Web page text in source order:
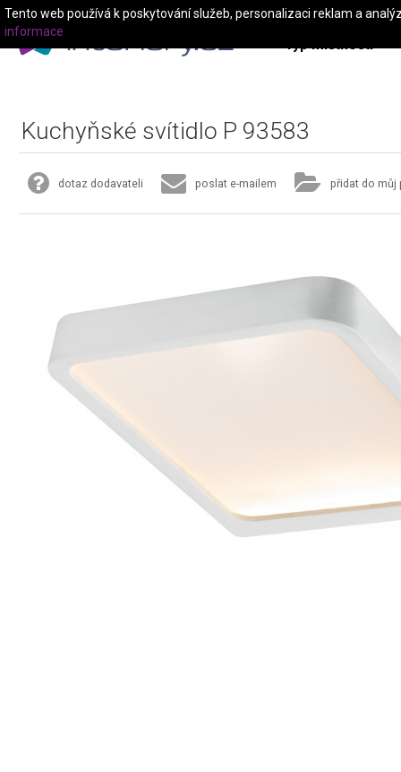
Typ místnosti
Kuchyňské svítidlo P 93583
dotaz dodavateli poslat e-mailem přidat do můj
Tento web používá k poskytování služeb, personalizaci reklam a
informace